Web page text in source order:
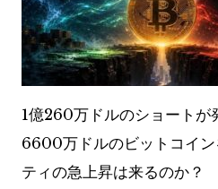
1億260万ドルのショートが
6600万ドルのビットコイン
ティの急上昇は来るのか？